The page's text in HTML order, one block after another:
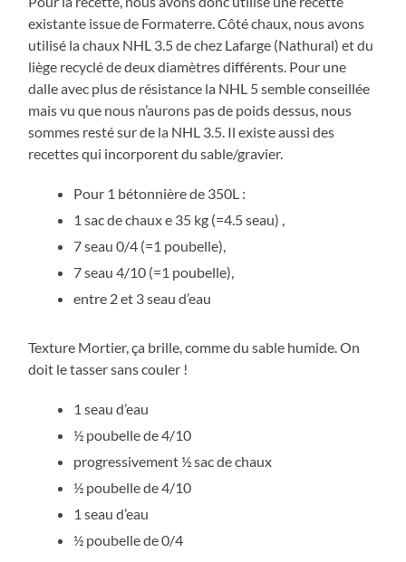
existante issue de Formaterre. Côté chaux, nous avons
utilisé la chaux NHL 3.5 de chez Lafarge (Nathural) et du
liège recyclé de deux diamètres différents. Pour une
dalle avec plus de résistance la NHL 5 semble conseillée
mais vu que nous n’aurons pas de poids dessus, nous
sommes resté sur de la NHL 3.5. Il existe aussi des
recettes qui incorporent du sable/gravier.
Pour 1 bétonnière de 350L :
1 sac de chaux e 35 kg (=4.5 seau) ,
7 seau 0/4 (=1 poubelle),
7 seau 4/10 (=1 poubelle),
entre 2 et 3 seau d’eau
Texture Mortier, ça brille, comme du sable humide. On
doit le tasser sans couler !
1 seau d’eau
½ poubelle de 4/10
progressivement ½ sac de chaux
½ poubelle de 4/10
1 seau d’eau
½ poubelle de 0/4